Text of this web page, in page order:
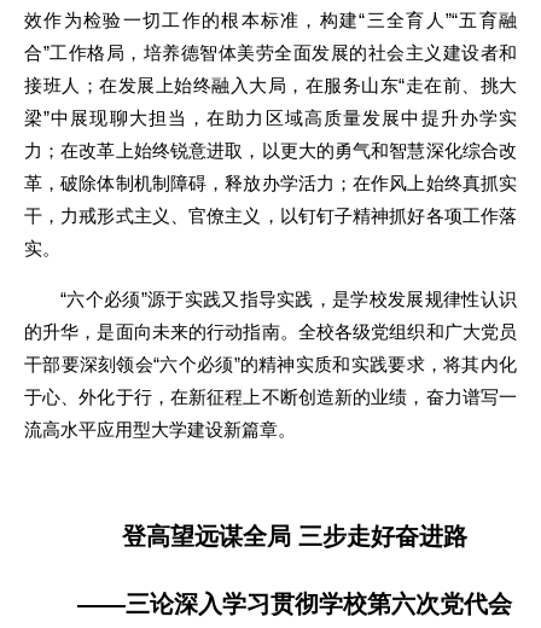
效作为检验一切工作的根本标准，构建“三全育人”“五育融
合”工作格局，培养德智体美劳全面发展的社会主义建设者和
接班人；在发展上始终融入大局，在服务山东“走在前、挑大
梁”中展现聊大担当，在助力区域高质量发展中提升办学实
力；在改革上始终锐意进取，以更大的勇气和智慧深化综合改
革，破除体制机制障碍，释放办学活力；在作风上始终真抓实
干，力戒形式主义、官僚主义，以钉钉子精神抓好各项工作落
实。
“六个必须”源于实践又指导实践，是学校发展规律性认识
的升华，是面向未来的行动指南。全校各级党组织和广大党员
干部要深刻领会“六个必须”的精神实质和实践要求，将其内化
于心、外化于行，在新征程上不断创造新的业绩，奋力谱写一
流高水平应用型大学建设新篇章。
登高望远谋全局 三步走好奋进路
——三论深入学习贯彻学校第六次党代会